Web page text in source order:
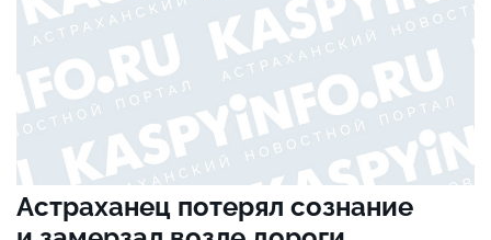
Астраханец потерял сознание